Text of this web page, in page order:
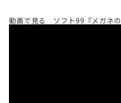
動画で見る ソフト99『メガネの